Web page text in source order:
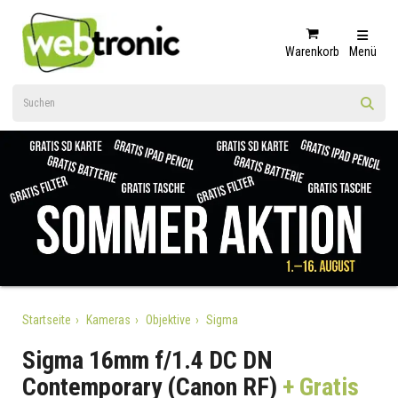
Warenkorb Menü
Startseite Kameras Objektive Sigma
Sigma 16mm f/1.4 DC DN
Contemporary (Canon RF) + Gratis